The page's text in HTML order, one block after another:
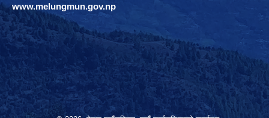
www.melungmun.gov.np